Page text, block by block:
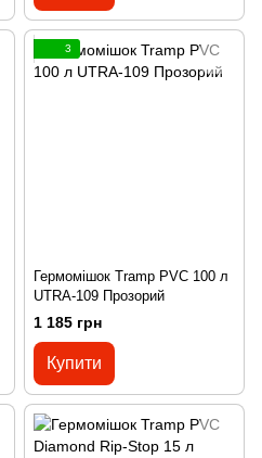
3
Гермомішок Tramp PVC 100 л
UTRA-109 Прозорий
1 185 грн
Купити